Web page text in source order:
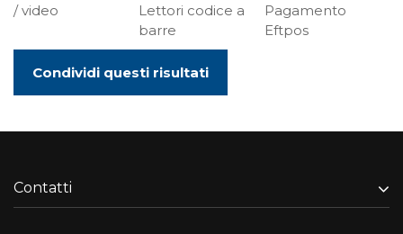
/ video
Lettori codice a
barre
Pagamento
Eftpos
Condividi questi risultati
Contatti